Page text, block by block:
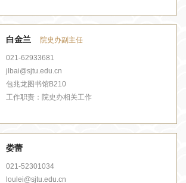
白金兰 院史办副主任
021-62933681
jlbai@sjtu.edu.cn
包兆龙图书馆B210
工作职责： 院史办相关工作
娄蕾
021-52301034
loulei@sjtu.edu.cn